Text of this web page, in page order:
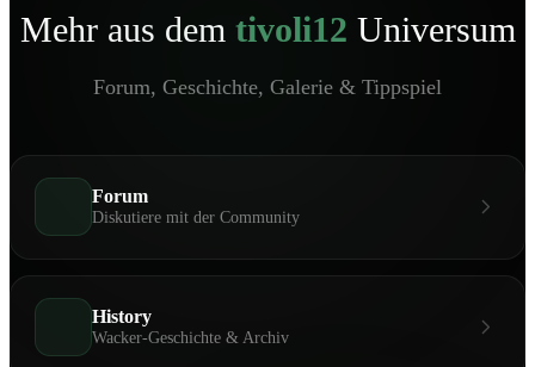
Mehr aus dem tivoli12 Universum
Forum, Geschichte, Galerie & Tippspiel
Forum
Diskutiere mit der Community
History
Wacker-Geschichte & Archiv